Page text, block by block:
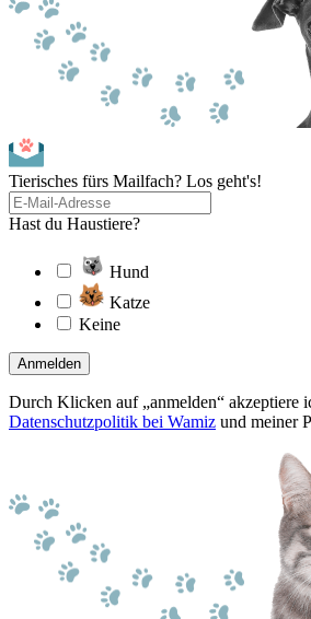
Tierisches fürs Mailfach? Los geht's!
Hast du Haustiere?
Hund
Katze
Keine
Anmelden
Durch Klicken auf „anmelden“ akzeptiere
Datenschutzpolitik bei Wamiz und meiner